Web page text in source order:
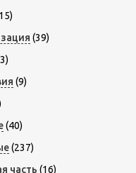
(39)
(9)
(40)
(237)
часть (16)